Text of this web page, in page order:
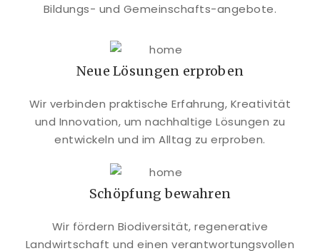
Bildungs- und Gemeinschafts-angebote.
Neue Lösungen erproben
Wir verbinden praktische Erfahrung, Kreativität
und Innovation, um nachhaltige Lösungen zu
entwickeln und im Alltag zu erproben.
Schöpfung bewahren
Wir fördern Biodiversität, regenerative
Landwirtschaft und einen verantwortungsvollen